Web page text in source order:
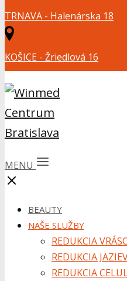
TRNAVA - Halenárska 18
KOŠICE - Žriedlová 16
MENU
BEAUTY
NAŠE SLUŽBY
REDUKCIA
REDUKCIA
REDUKCIA